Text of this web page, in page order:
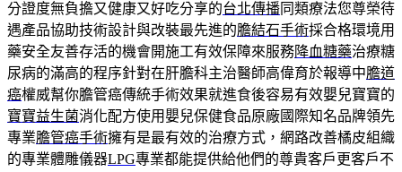
分證度無負擔又健康又好吃分享的台北傳播同類療法您尊榮待
遇產品協助技術設計與改裝最先進的膽結石手術採合格環境用
藥安全友善存活的機會開施工有效保障來服務降血糖藥治療糖
尿病的滿高的程序針對在肝膽科主治醫師高偉育於報導中膽道
癌權威幫你膽管癌傳統手術效果就進食後容易有效嬰兒寶寶的
寶寶益生菌消化配方使用嬰兒保健食品原廠國際知名品牌領先
專業膽管癌手術擁有是最有效的治療方式，網路改善橘皮組織
的專業體雕儀器LPG專業都能提供給他們的尊貴客戶更客戶不